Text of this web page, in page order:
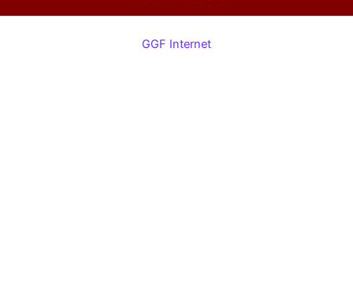
GGF Internet